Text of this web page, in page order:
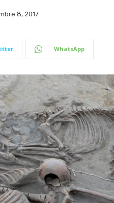
8, 2017
WhatsApp